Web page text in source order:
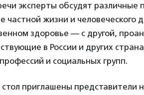
эксперты обсудят
частной жизни и человеческого
здоровье — с другой,
в России и других
и социальных групп.
стол приглашены представители